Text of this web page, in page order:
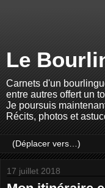
Le
Carnets d'un
entre autres offert un
Je poursuis
Récits, photos et
17 juillet 2018